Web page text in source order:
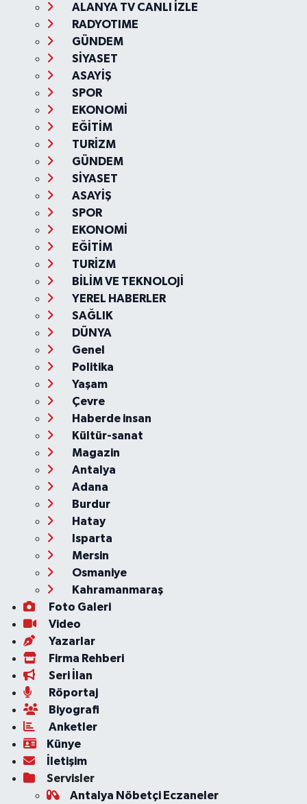
ALANYA TV CANLI İZLE
RADYOTIME
GÜNDEM
SİYASET
ASAYİŞ
SPOR
EKONOMİ
EĞİTİM
TURİZM
GÜNDEM
SİYASET
ASAYİŞ
SPOR
EKONOMİ
EĞİTİM
TURİZM
BİLİM VE TEKNOLOJİ
YEREL HABERLER
SAĞLIK
DÜNYA
Genel
Politika
Yaşam
Çevre
Haberde insan
Kültür-sanat
Magazin
Antalya
Adana
Burdur
Hatay
Isparta
Mersin
Osmaniye
Kahramanmaraş
Foto Galeri
Video
Yazarlar
Firma Rehberi
Seri İlan
Röportaj
Biyografi
Anketler
Künye
İletişim
Servisler
Antalya Nöbetçi Eczaneler